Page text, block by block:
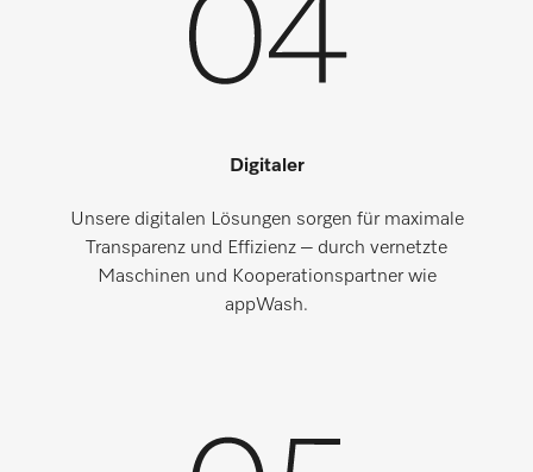
Digitaler
Unsere digitalen Lösungen sorgen für maximale
Transparenz und Effizienz – durch vernetzte
Maschinen und Kooperationspartner wie
appWash.